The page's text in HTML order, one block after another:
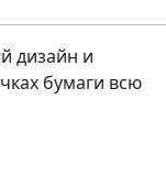
дизайн и
бумаги всю